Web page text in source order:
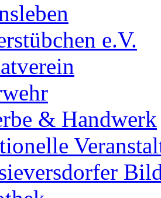
e.V.
& Handwerk